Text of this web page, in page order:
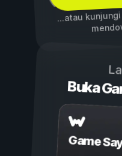
...atau
Buka
Game